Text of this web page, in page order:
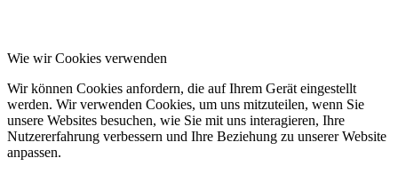
Wie wir Cookies verwenden
Wir können Cookies anfordern, die auf Ihrem Gerät eingestellt
werden. Wir verwenden Cookies, um uns mitzuteilen, wenn Sie
unsere Websites besuchen, wie Sie mit uns interagieren, Ihre
Nutzererfahrung verbessern und Ihre Beziehung zu unserer Website
anpassen.